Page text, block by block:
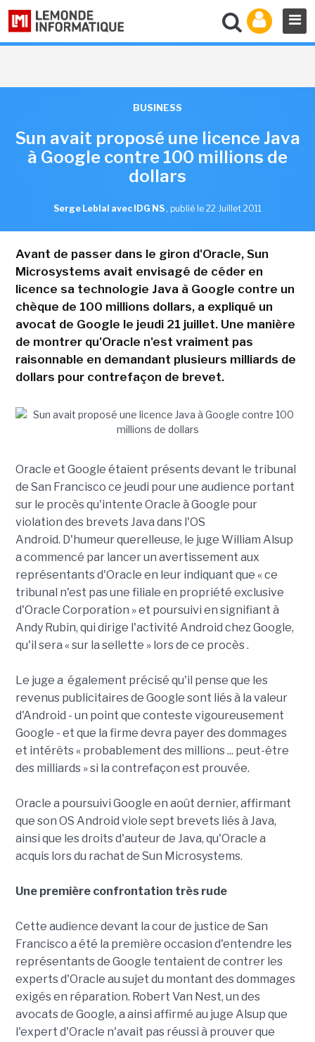
BUSINESS
Sun avait proposé une licence Java
à Google contre 100 millions de
dollars
Serge Leblal avec IDG NS , publié le 22 Juillet 2011
Avant de passer dans le giron d'Oracle, Sun
Microsystems avait envisagé de céder en
licence sa technologie Java à Google contre un
chèque de 100 millions dollars, a expliqué un
avocat de Google le jeudi 21 juillet. Une manière
de montrer qu'Oracle n'est vraiment pas
raisonnable en demandant plusieurs milliards de
dollars pour contrefaçon de brevet.
Oracle et Google étaient présents devant le tribunal
de San Francisco ce jeudi pour une audience portant
sur le procès qu'intente Oracle à Google pour
violation des brevets Java dans l'OS
Android. D'humeur querelleuse, le juge William Alsup
a commencé par lancer un avertissement aux
représentants d'Oracle en leur indiquant que « ce
tribunal n'est pas une filiale en propriété exclusive
d'Oracle Corporation » et poursuivi en signifiant à
Andy Rubin, qui dirige l'activité Android chez Google,
qu'il sera « sur la sellette » lors de ce procès .
Le juge a également précisé qu'il pense que les
revenus publicitaires de Google sont liés à la valeur
d'Android - un point que conteste vigoureusement
Google - et que la firme devra payer des dommages
et intérêts « probablement des millions ... peut-être
des milliards » si la contrefaçon est prouvée.
Oracle a poursuivi Google en août dernier, affirmant
que son OS Android viole sept brevets liés à Java,
ainsi que les droits d'auteur de Java, qu'Oracle a
acquis lors du rachat de Sun Microsystems.
Une première confrontation très rude
Cette audience devant la cour de justice de San
Francisco a été la première occasion d'entendre les
représentants de Google tentaient de contrer les
experts d'Oracle au sujet du montant des dommages
exigés en réparation. Robert Van Nest, un des
avocats de Google, a ainsi affirmé au juge Alsup que
l'expert d'Oracle n'avait pas réussi à prouver que